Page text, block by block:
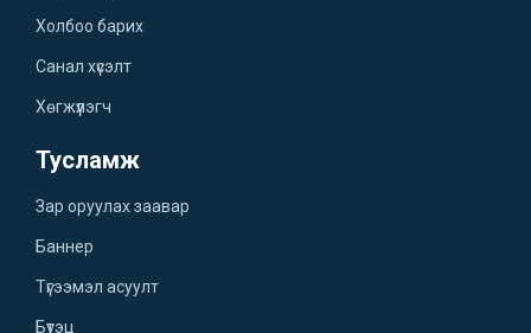
Холбоо барих
Санал хүсэлт
Хөгжүүлэгч
Тусламж
Зар оруулах заавар
Баннер
Түгээмэл асуулт
Бүтэц